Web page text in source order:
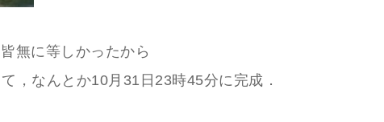
無に等しかったから
，なんとか10月31日23時45分に完成．